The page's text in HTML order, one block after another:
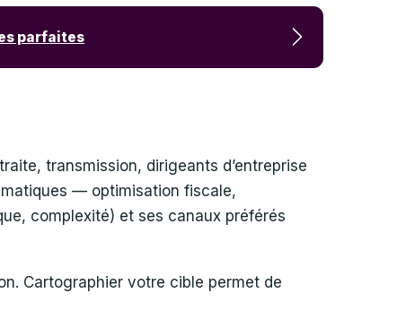
parfaites
transmission, dirigeants d’entreprise
— optimisation fiscale,
complexité) et ses canaux préférés
Cartographier votre cible permet de